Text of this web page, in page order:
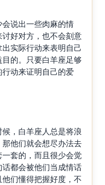
说出一些肉麻的情
好对方，也不会刻意
实际行动来表明自己
的。只要白羊座足够
动来证明自己的爱
，白羊座人总是将浪
他们就会想尽办法去
套的，而且很少会觉
都会被他们当成情话
们懂得把握好度，不